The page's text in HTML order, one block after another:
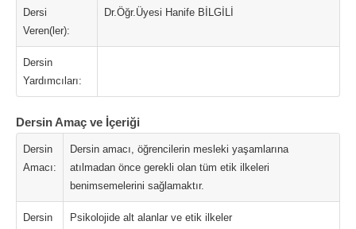
Dersi
Veren(ler):
Dr.Öğr.Üyesi Hanife BİLGİLİ
Dersin
Yardımcıları:
Dersin Amaç ve İçeriği
Dersin
Amacı:
Dersin amacı, öğrencilerin mesleki yaşamlarına
atılmadan önce gerekli olan tüm etik ilkeleri
benimsemelerini sağlamaktır.
Dersin
Psikolojide alt alanlar ve etik ilkeler